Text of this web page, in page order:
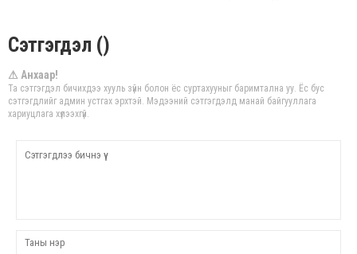
Сэтгэгдэл ()
⚠ Анхаар!
Та сэтгэгдэл бичихдээ хууль зүйн болон ёс суртахууныг баримтална уу. Ёс бус
сэтгэгдлийг админ устгах эрхтэй. Мэдээний сэтгэгдэлд манай байгууллага
хариуцлага хүлээхгүй.